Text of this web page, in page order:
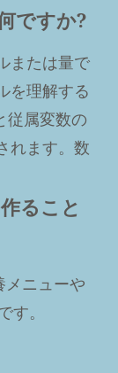
ですか?
または量で
を理解する
従属変数の
れます。数
ること
メニューや
。